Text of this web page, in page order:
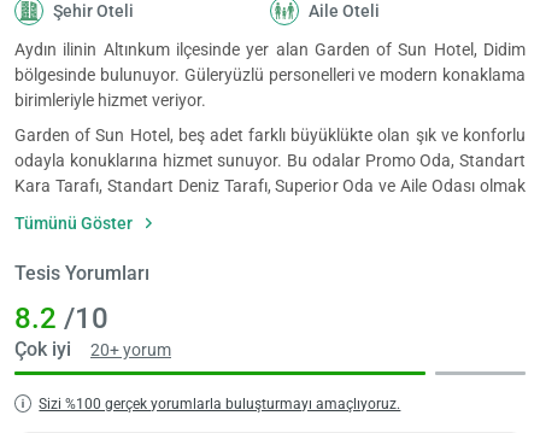
Şehir Oteli
Aile Oteli
Aydın ilinin Altınkum ilçesinde yer alan Garden of Sun Hotel, Didim
bölgesinde bulunuyor. Güleryüzlü personelleri ve modern konaklama
birimleriyle hizmet veriyor.
Garden of Sun Hotel, beş adet farklı büyüklükte olan şık ve konforlu
odayla konuklarına hizmet sunuyor. Bu odalar Promo Oda, Standart
Kara Tarafı, Standart Deniz Tarafı, Superior Oda ve Aile Odası olmak
üzere beş farklı konseptte sunuluyor. Otelin tüm odalarında
alıyor. Ayrıca odaların tümünde özel bir banyo ve ücretsiz banyo
Garden of Sun Hotel, konuklarına 24 saat hizmet sağlayan açık
büfelerin hepsi ücretsiz. Bar bölümleri ise 10.00-18.00 saatleri
arasında ücretli olarak türlü imkanlar sunuyor.
Ege Denizine 400 m konumda yer alan Garden of Sun Hotel, 12
Tümünü Göster
Tesis Yorumları
8.2 /10
Çok iyi 20+ yorum
Sizi %100 gerçek yorumlarla buluşturmayı amaçlıyoruz.